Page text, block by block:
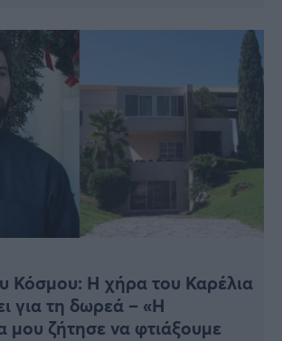
Κόσμου: Η χήρα του Καρέλια
για τη δωρεά – «Η
μου ζήτησε να φτιάξουμε